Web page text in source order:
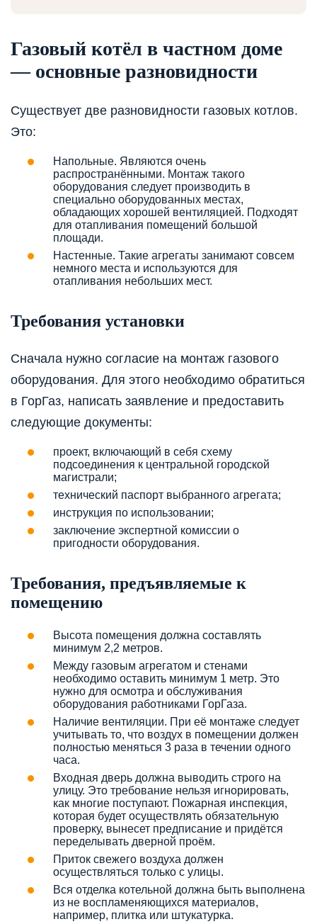
Газовый котёл в частном доме
— основные разновидности
Существует две разновидности газовых котлов.
Это:
Напольные. Являются очень
распространёнными. Монтаж такого
оборудования следует производить в
специально оборудованных местах,
обладающих хорошей вентиляцией. Подходят
для отапливания помещений большой
площади.
Настенные. Такие агрегаты занимают совсем
немного места и используются для
отапливания небольших мест.
Требования установки
Сначала нужно согласие на монтаж газового
оборудования. Для этого необходимо обратиться
в ГорГаз, написать заявление и предоставить
следующие документы:
проект, включающий в себя схему
подсоединения к центральной городской
магистрали;
технический паспорт выбранного агрегата;
инструкция по использовании;
заключение экспертной комиссии о
пригодности оборудования.
Требования, предъявляемые к
помещению
Высота помещения должна составлять
минимум 2,2 метров.
Между газовым агрегатом и стенами
необходимо оставить минимум 1 метр. Это
нужно для осмотра и обслуживания
оборудования работниками ГорГаза.
Наличие вентиляции. При её монтаже следует
учитывать то, что воздух в помещении должен
полностью меняться 3 раза в течении одного
часа.
Входная дверь должна выводить строго на
улицу. Это требование нельзя игнорировать,
как многие поступают. Пожарная инспекция,
которая будет осуществлять обязательную
проверку, вынесет предписание и придётся
переделывать дверной проём.
Приток свежего воздуха должен
осуществляться только с улицы.
Вся отделка котельной должна быть выполнена
из не воспламеняющихся материалов,
например, плитка или штукатурка.